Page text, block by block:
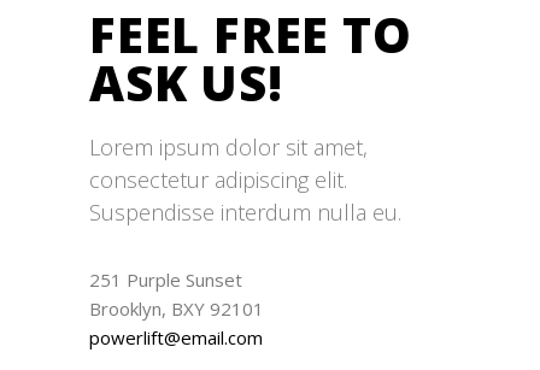
FEEL FREE TO
ASK US!
Lorem ipsum dolor sit amet,
consectetur adipiscing elit.
Suspendisse interdum nulla eu.
251 Purple Sunset
Brooklyn, BXY 92101
powerlift@email.com